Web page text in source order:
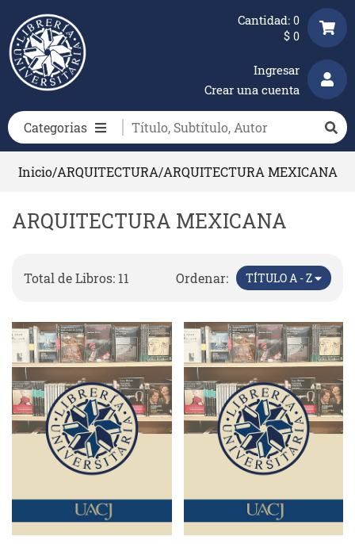
Categorias
Ingresar
Crear una cuenta
Cantidad: 0
$ 0
Inicio/ARQUITECTURA/ARQUITECTURA MEXICANA
ARQUITECTURA MEXICANA
Total de Libros: 11 Ordenar: TÍTULO A - Z